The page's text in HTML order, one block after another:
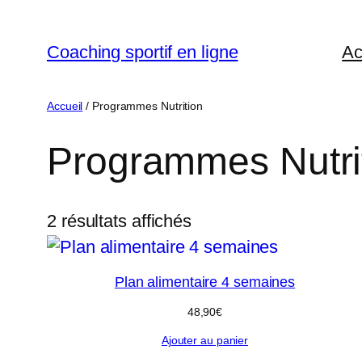
Coaching sportif en ligne
Accueil / Programmes Nutrition
Programmes
2 résultats affichés
Plan alimentaire 4 semaines
48,90€
Ajouter au panier